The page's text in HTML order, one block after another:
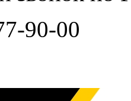
90-00